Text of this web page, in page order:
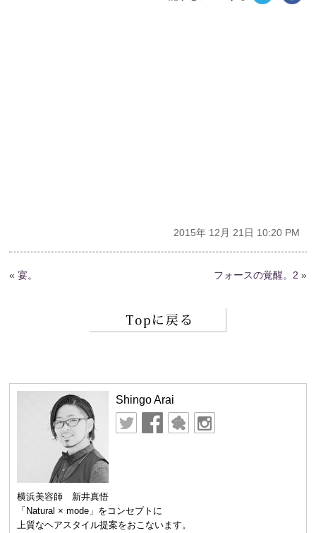
2015年 12月 21日 10:20 PM
«宴。 フォースの覚醒。2 »
Shingo Arai
横浜美容師 新井真悟
「Natural × mode」をコンセプトに
上質なヘアスタイル提案をおこないます。